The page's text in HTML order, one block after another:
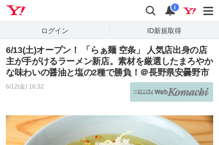
検索 通知
i
ログイン ID新規取得
6/13(土)オープン！ 「らぁ麺 空条」 人気店出身の店
主が手がけるラーメン新店。素材を厳選したまろやか
な味わいの醤油と塩の2種で勝負！＠長野県安曇野市
6/12(金) 16:32